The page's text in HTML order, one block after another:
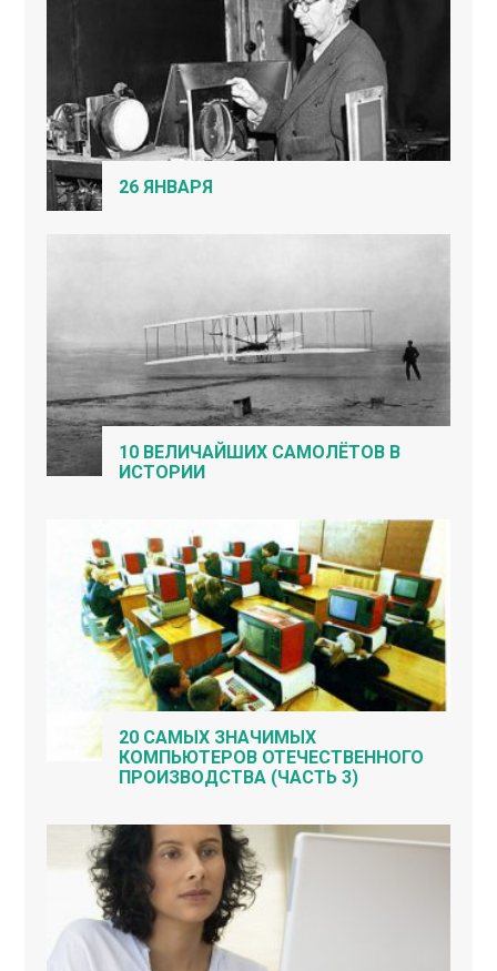
26 ЯНВАРЯ
10 ВЕЛИЧАЙШИХ САМОЛЁТОВ В
ИСТОРИИ
20 САМЫХ ЗНАЧИМЫХ
КОМПЬЮТЕРОВ ОТЕЧЕСТВЕННОГО
ПРОИЗВОДСТВА (ЧАСТЬ 3)